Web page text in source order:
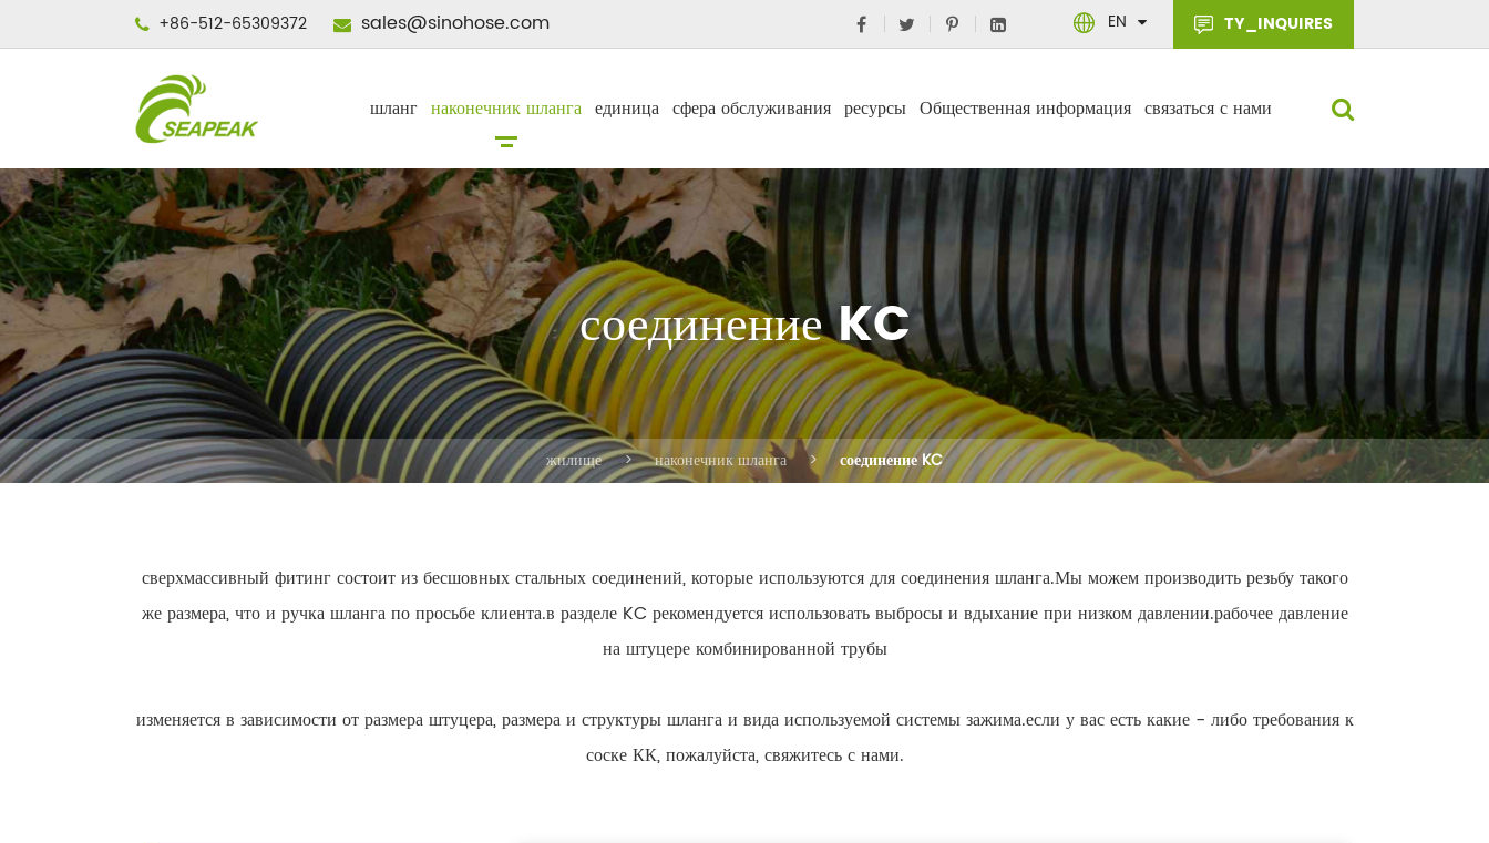
+86-512-65309372 sales@sinohose.com EN TY_INQUIRES
шланг наконечник шланга единица сфера обслуживания ресурсы Общественная информация связаться с нами
соединение KC
жилище наконечник шланга соединение KC
сверхмассивный фитинг состоит из бесшовных стальных соединений, которые используются для соединения шланга.Мы можем производить резьбу такого
же размера, что и ручка шланга по просьбе клиента.в разделе KC рекомендуется использовать выбросы и вдыхание при низком давлении.рабочее давление
на штуцере комбинированной трубы
изменяется в зависимости от размера штуцера, размера и структуры шланга и вида используемой системы зажима.если у вас есть какие - либо требования к
соске КК, пожалуйста, свяжитесь с нами.